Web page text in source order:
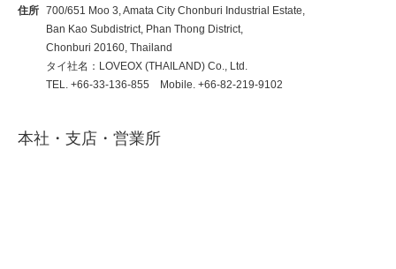
住所 700/651 Moo 3, Amata City Chonburi Industrial Estate,
Ban Kao Subdistrict, Phan Thong District,
Chonburi 20160, Thailand
タイ社名：LOVEOX (THAILAND) Co., Ltd.
TEL. +66-33-136-855 Mobile. +66-82-219-9102
本社・支店・営業所